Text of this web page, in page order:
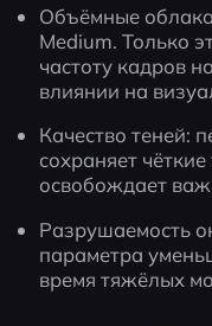
Объёмные
Medium. Только
частоту кадров
влиянии на
Качество теней:
сохраняет
освобождает
Разрушаемость
параметра
время тяжёлых